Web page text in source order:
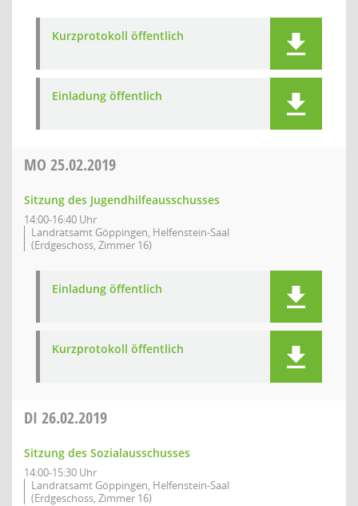
Kurzprotokoll öffentlich
Einladung öffentlich
MO 25.02.2019
Sitzung des Jugendhilfeausschusses
14:00-16:40 Uhr
Landratsamt Göppingen, Helfenstein-Saal
(Erdgeschoss, Zimmer 16)
Einladung öffentlich
Kurzprotokoll öffentlich
DI 26.02.2019
Sitzung des Sozialausschusses
14:00-15:30 Uhr
Landratsamt Göppingen, Helfenstein-Saal
(Erdgeschoss, Zimmer 16)